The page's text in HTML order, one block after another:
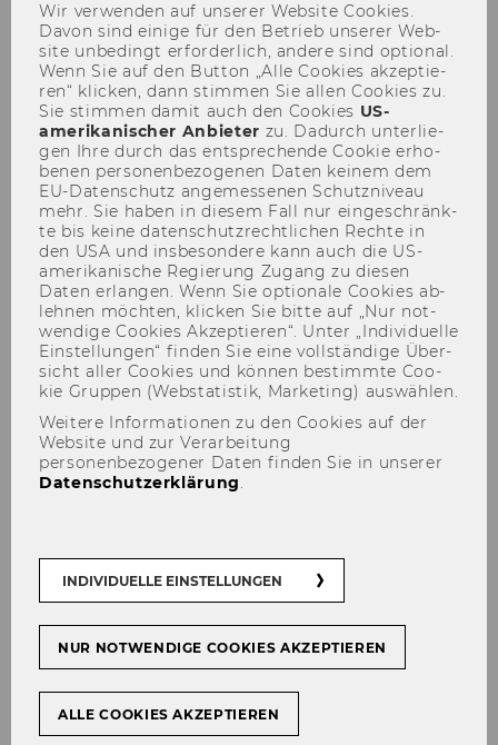
Beauftragte Firma:*
Ansprechpartner der Firma vor Ort:*
Mobiltelefonnummer des Ansprechpartners
der Firma:*
Ansprechpartner des Auftraggebers
(WU/BIG/Betreiber):*
Wir ver­wen­den auf un­se­rer Web­site Coo­kies.
Davon sind ei­ni­ge für den Be­trieb un­se­rer Web­
site un­be­dingt er­for­der­lich, an­de­re sind op­tio­nal.
Wenn Sie auf den But­ton „Alle Coo­kies ak­zep­tie­
ren“ kli­cken, dann stim­men Sie allen Coo­kies zu.
Sie stim­men damit auch den Coo­kies US-​
amerikanischer An­bie­ter zu. Da­durch un­ter­lie­
gen Ihre durch das ent­spre­chen­de Coo­kie er­ho­
be­nen per­so­nen­be­zo­ge­nen Daten kei­nem dem
EU-​Datenschutz an­ge­mes­se­nen Schutz­ni­veau
mehr. Sie haben in die­sem Fall nur ein­ge­schränk­
te bis keine da­ten­schutz­recht­li­chen Rech­te in
den USA und ins­be­son­de­re kann auch die US-​
amerikanische Re­gie­rung Zu­gang zu die­sen
Daten er­lan­gen. Wenn Sie op­tio­na­le Coo­kies ab­
leh­nen möch­ten, kli­cken Sie bitte auf „Nur not­
wen­di­ge Coo­kies Ak­zep­tie­ren“. Unter „In­di­vi­du­el­le
Ein­stel­lun­gen“ fin­den Sie eine voll­stän­di­ge Über­
sicht aller Coo­kies und kön­nen be­stimm­te Coo­
kie Grup­pen (Web­sta­tis­tik, Mar­ke­ting) aus­wäh­len.
Weitere Informationen zu den Cookies auf der
Website und zur Verarbeitung
personenbezogener Daten finden Sie in unserer
Datenschutzerklärung.
INDIVIDUELLE EINSTELLUNGEN
NUR NOTWENDIGE COOKIES AKZEPTIEREN
ALLE COOKIES AKZEPTIEREN